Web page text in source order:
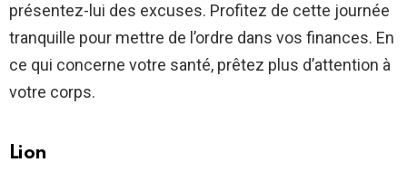
présentez-lui des excuses. Profitez de cette journée
tranquille pour mettre de l’ordre dans vos finances. En
ce qui concerne votre santé, prêtez plus d’attention à
votre corps.
Lion